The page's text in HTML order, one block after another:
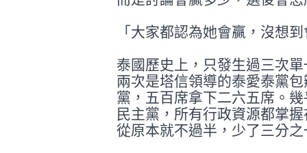
「大家都認為她會贏，沒想
泰國歷史上，只發生過三次
兩次是塔信領導的泰愛泰黨
黨，五百席拿下二六五席。
民主黨，所有行政資源都掌握
從原本就不過半，少了三分之